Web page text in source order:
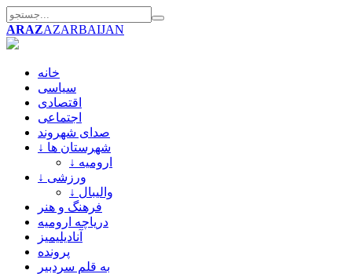
ARAZAZARBAIJAN
خانه
سیاسی
اقتصادی
اجتماعی
صدای شهروند
↓ شهرستان ها
↓ ارومیه
↓ ورزشی
↓ والیبال
فرهنگ و هنر
دریاچه ارومیه
آنادیلیمیز
پرونده
به قلم سردبیر